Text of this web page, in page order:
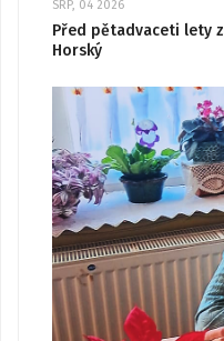
SRP, 04 2026
Před pětadvaceti lety
Horský